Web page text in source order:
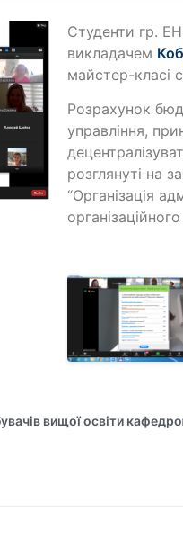
Студенти гр.
викладачем
майстер-класі
Розрахунок
управління,
розглянуті на
“Організація